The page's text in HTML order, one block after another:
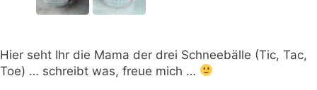
Hier seht Ihr die Mama der drei Schneebälle (Tic, Tac,
Toe) … schreibt was, freue mich …